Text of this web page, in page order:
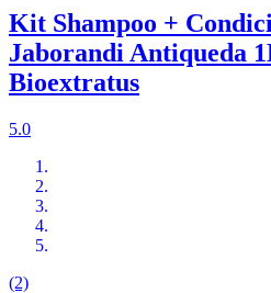
Kit Shampoo +
Jaborandi Antiqueda
Bioextratus
5.0
(2)